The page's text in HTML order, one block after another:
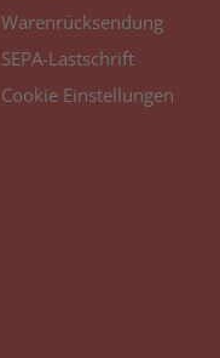
Warenrücksendung
SEPA-Lastschrift
Cookie Einstellungen